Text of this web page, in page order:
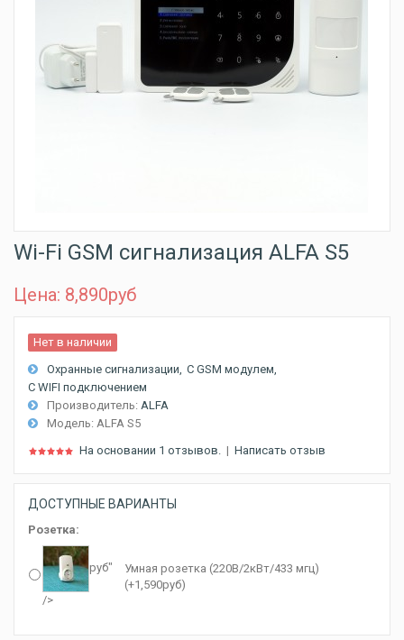
Wi-Fi GSM сигнализация ALFA S5
Цена: 8,890руб
Нет в наличии
Охранные сигнализации C GSM модулем
С WIFI подключением
Производитель: ALFA
Модель: ALFA S5
На основании 1 отзывов. | Написать отзыв
ДОСТУПНЫЕ ВАРИАНТЫ
Розетка:
руб"
/>
Умная розетка (220В/2кВт/433 мгц)
(+1,590руб)